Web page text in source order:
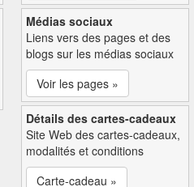
Médias sociaux
Liens vers des pages et des
blogs sur les médias sociaux
Voir les pages »
Détails des cartes-cadeaux
Site Web des cartes-cadeaux,
modalités et conditions
Carte-cadeau »